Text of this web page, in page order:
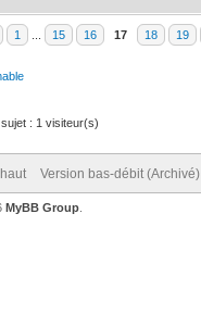
1 15 16 17 18 19
: 1 visiteur(s)
Version bas-débit (Archivé)
MyBB Group